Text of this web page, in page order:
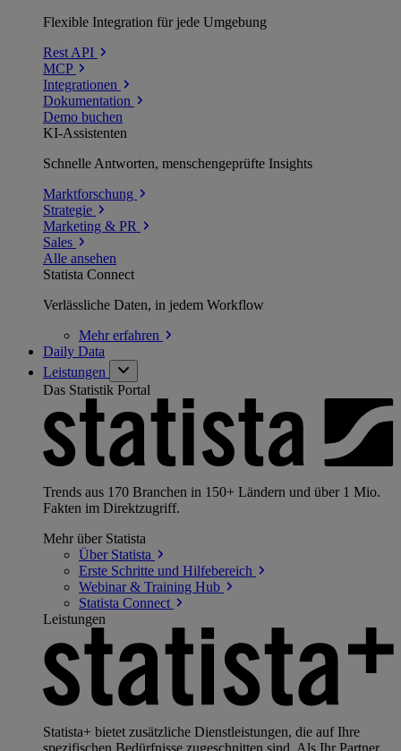
Flexible Integration für jede Umgebung
Rest API
MCP
Integrationen
Dokumentation
Demo buchen
KI-Assistenten
Schnelle Antworten, menschengeprüfte Insights
Marktforschung
Strategie
Marketing & PR
Sales
Alle ansehen
Statista Connect
Verlässliche Daten, in jedem Workflow
Mehrerfahren
Daily Data
Leistungen
Das Statistik Portal
Trends aus 170 Branchen in 150+ Ländern und über 1 Mio.
Fakten im Direktzugriff.
Mehr über Statista
Über Statista
Erste Schritte und Hilfebereich
Webinar & Training Hub
Statista Connect
Leistungen
Statista+ bietet zusätzliche Dienstleistungen, die auf Ihre
spezifischen Bedürfnisse zugeschnitten sind. Als Ihr Partner